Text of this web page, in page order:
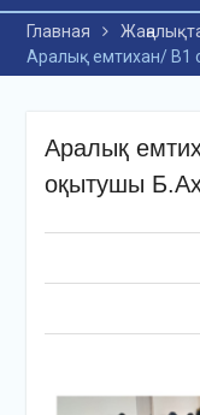
Главная
Аралық емтихан/ В1
Аралық
оқытушы